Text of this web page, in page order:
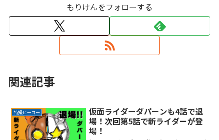
もりけんをフォローする
関連記事
特撮ヒーロー
仮面ライダーダパーンも4話で退
場！次回第5話で新ライダーが登
場！